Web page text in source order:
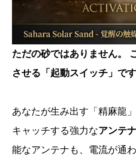
ただの砂ではありません。
させる「起動スイッチ」です
あなたが生み出す「精麻龍
キャッチする強力なアンテナ
能なアンテナも、電流が通